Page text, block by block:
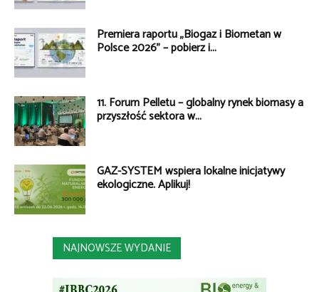
Premiera raportu „Biogaz i Biometan w
Polsce 2026” – pobierz i...
11. Forum Pelletu – globalny rynek biomasy a
przyszłość sektora w...
GAZ-SYSTEM wspiera lokalne inicjatywy
ekologiczne. Aplikuj!
NAJNOWSZE WYDANIE